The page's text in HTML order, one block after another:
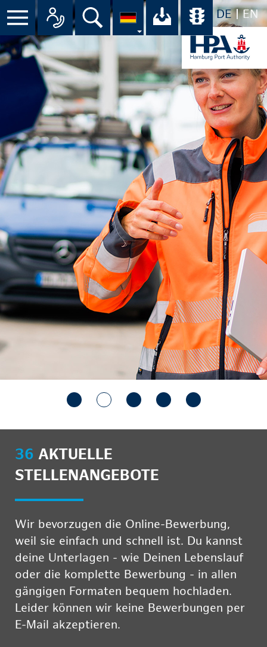
DE EN
Suche Ihr Download-
36 AKTUELLE
STELLENANGEBOTE
Wir bevorzugen die Online-Bewerbung,
weil sie einfach und schnell ist. Du kannst
deine Unterlagen - wie Deinen Lebenslauf
oder die komplette Bewerbung - in allen
gängigen Formaten bequem hochladen.
Leider können wir keine Bewerbungen per
E-Mail akzeptieren.